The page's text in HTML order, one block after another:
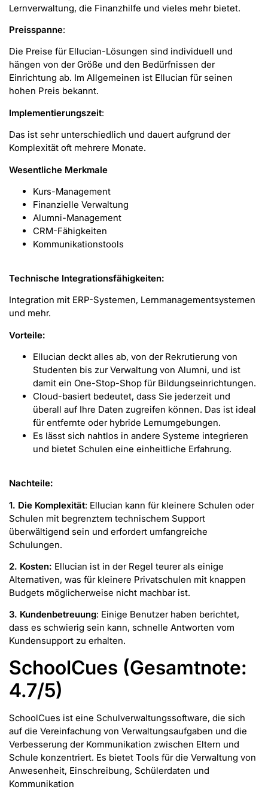
Lernverwaltung, die Finanzhilfe und vieles mehr bietet.
Preisspanne:
Die Preise für Ellucian-Lösungen sind individuell und
hängen von der Größe und den Bedürfnissen der
Einrichtung ab. Im Allgemeinen ist Ellucian für seinen
hohen Preis bekannt.
Implementierungszeit:
Das ist sehr unterschiedlich und dauert aufgrund der
Komplexität oft mehrere Monate.
Wesentliche Merkmale
Kurs-Management
Finanzielle Verwaltung
Alumni-Management
CRM-Fähigkeiten
Kommunikationstools
Technische Integrationsfähigkeiten:
Integration mit ERP-Systemen, Lernmanagementsystemen
und mehr.
Vorteile:
Ellucian deckt alles ab, von der Rekrutierung von
Studenten bis zur Verwaltung von Alumni, und ist
damit ein One-Stop-Shop für Bildungseinrichtungen.
Cloud-basiert bedeutet, dass Sie jederzeit und
überall auf Ihre Daten zugreifen können. Das ist ideal
für entfernte oder hybride Lernumgebungen.
Es lässt sich nahtlos in andere Systeme integrieren
und bietet Schulen eine einheitliche Erfahrung.
Nachteile:
1. Die Komplexität: Ellucian kann für kleinere Schulen oder
Schulen mit begrenztem technischem Support
überwältigend sein und erfordert umfangreiche
Schulungen.
2. Kosten: Ellucian ist in der Regel teurer als einige
Alternativen, was für kleinere Privatschulen mit knappen
Budgets möglicherweise nicht machbar ist.
3. Kundenbetreuung: Einige Benutzer haben berichtet,
dass es schwierig sein kann, schnelle Antworten vom
Kundensupport zu erhalten.
SchoolCues (Gesamtnote:
4.7/5)
SchoolCues ist eine Schulverwaltungssoftware, die sich
auf die Vereinfachung von Verwaltungsaufgaben und die
Verbesserung der Kommunikation zwischen Eltern und
Schule konzentriert. Es bietet Tools für die Verwaltung von
Anwesenheit, Einschreibung, Schülerdaten und
Kommunikation